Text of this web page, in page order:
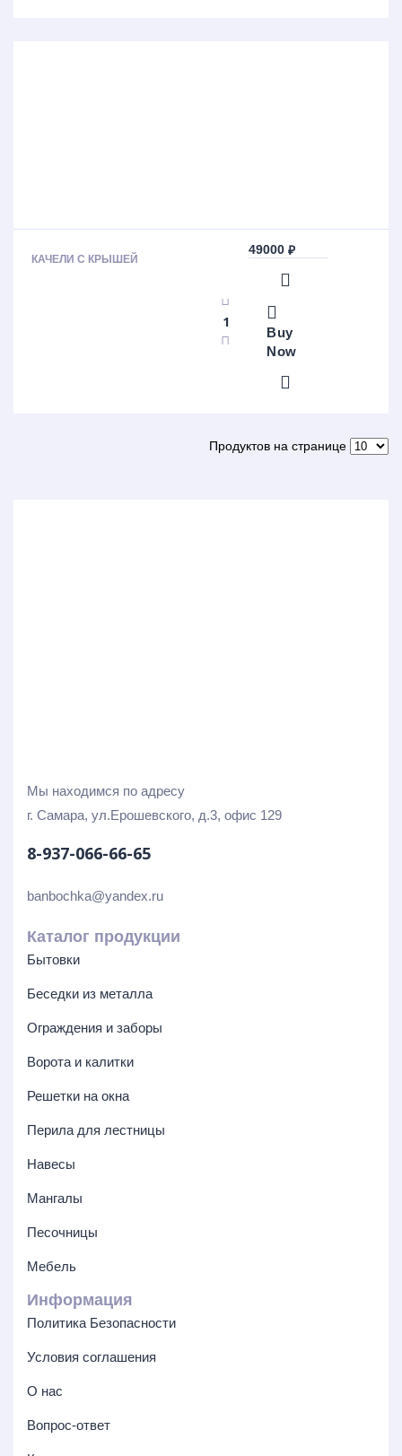
КАЧЕЛИ С КРЫШЕЙ
49000₽
Buy
Now
Продуктов на странице
Мы находимся по адресу
г. Самара, ул.Ерошевского, д.3, офис 129
8-937-066-66-65
banbochka@yandex.ru
Каталог продукции
Бытовки
Беседки из металла
Ограждения и заборы
Ворота и калитки
Решетки на окна
Перила для лестницы
Навесы
Мангалы
Песочницы
Мебель
Информация
Политика Безопасности
Условия соглашения
О нас
Вопрос-ответ